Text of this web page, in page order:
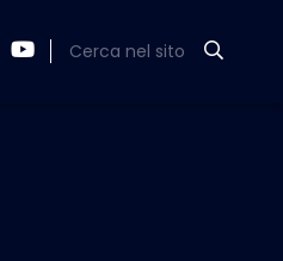
Cerca nel sito